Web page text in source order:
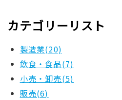
カテゴリーリスト
製造業(20)
飲食・食品(7)
小売・卸売(5)
販売(6)